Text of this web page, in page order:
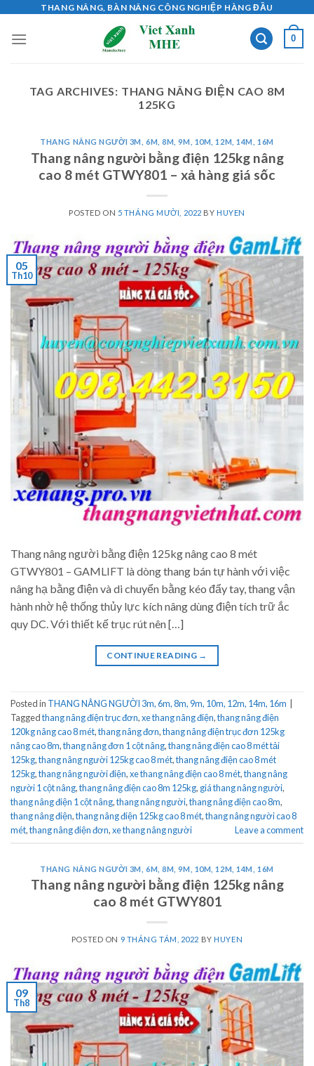
content
THANG NÂNG, BÀN NÂNG CÔNG NGHIỆP HÀNG ĐẦU
0
TAG ARCHIVES: THANG NÂNG ĐIỆN CAO 8M
125KG
THANG NÂNG NGƯỜI 3M, 6M, 8M, 9M, 10M, 12M, 14M, 16M
Thang nâng người bằng điện 125kg nâng
cao 8 mét GTWY801 – xả hàng giá sốc
POSTED ON 5 THÁNG MƯỜI, 2022 BYHUYEN
05
Th10
Thang nâng người bằng điện 125kg nâng cao 8 mét
GTWY801 – GAMLIFT là dòng thang bán tự hành với việc
nâng hạ bằng điện và di chuyển bằng kéo đẩy tay, thang vận
hành nhờ hệ thống thủy lực kích nâng dùng điện tích trữ ắc
quy DC. Với thiết kế trục rút nên […]
CONTINUE READING →
Posted in THANG NÂNG NGƯỜI 3m, 6m, 8m, 9m, 10m, 12m, 14m, 16m
Taggedthang nâng điện trục đơn,xe thang nâng điện,thang nâng điện
120kg nâng cao 8 mét,thang nâng đơn,thang nâng điện trục đơn 125kg
nâng cao 8m,thang nâng đơn 1 cột nâng,thang nâng điện cao 8 mét tải
125kg,thang nâng người 125kg cao 8 mét,thang nâng điện cao 8 mét
125kg,thang nâng người điện,xe thang nâng điện cao 8 mét,thang nâng
người 1 cột nâng,thang nâng điện cao 8m 125kg, giá thang nâng người,
thang nâng điện 1 cột nâng,thang nâng người,thang nâng điện cao 8m,
thang nâng điện,thang nâng điện 125kg cao 8 mét,thang nâng người cao 8
mét,thang nâng điện đơn,xe thang nâng người Leave a comment
THANG NÂNG NGƯỜI 3M, 6M, 8M, 9M, 10M, 12M, 14M, 16M
Thang nâng người bằng điện 125kg nâng
cao 8 mét GTWY801
POSTED ON 9 THÁNG TÁM, 2022 BYHUYEN
09
Th8